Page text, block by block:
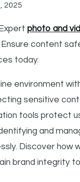
2025
photo and
Ensure content
today.
environment
sensitive
tools protect
and
Discover how
brand integrity